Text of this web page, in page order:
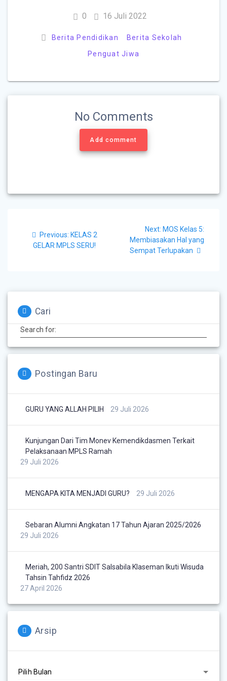
0 16 Juli 2022
Berita Pendidikan
Berita Sekolah
Penguat Jiwa
No Comments
Add comment
Previous: KELAS 2
GELAR MPLS SERU!
Next: MOS Kelas 5:
Membiasakan Hal yang
Sempat Terlupakan
Cari
Search for:
Postingan Baru
GURU YANG ALLAH PILIH 29 Juli 2026
Kunjungan Dari Tim Monev Kemendikdasmen Terkait
Pelaksanaan MPLS Ramah
29 Juli 2026
MENGAPA KITA MENJADI GURU? 29 Juli 2026
Sebaran Alumni Angkatan 17 Tahun Ajaran 2025/2026
29 Juli 2026
Meriah, 200 Santri SDIT Salsabila Klaseman Ikuti Wisuda
Tahsin Tahfidz 2026
27 April 2026
Arsip